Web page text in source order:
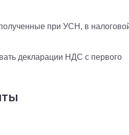
при УСН, в
декларации НДС с первого